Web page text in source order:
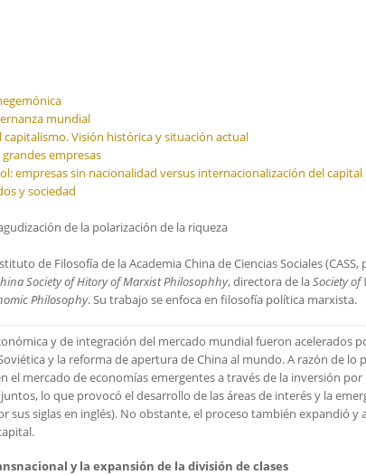
mundial
Visión histórica y situación actual
empresas
empresas sin nacionalidad versus internacionalización del capital
y sociedad
de la polarización de la riqueza
de Filosofía de la Academia China de Ciencias Sociales (CASS,
Society of Hitory of Marxist Philosophhy, directora de laSociety of
Philosophy. Su trabajo se enfoca en filosofía política marxista.
y de integración del mercado mundial fueron acelerados
y la reforma de apertura de China al mundo. A razón de lo
el mercado de economías emergentes a través de la inversión
lo que provocó el desarrollo de las áreas de interés y la
sus siglas en inglés). No obstante, el proceso también expandió y
y la expansión de la división de clases